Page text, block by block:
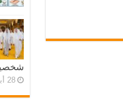
شخصية
28 أبريل، 2026